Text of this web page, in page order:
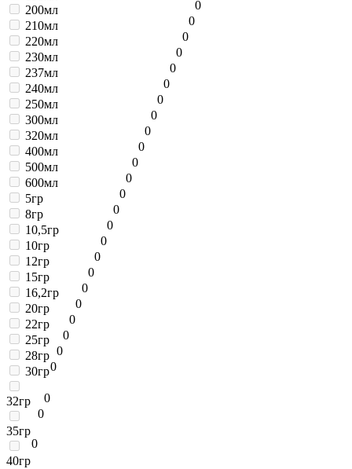
0
200мл
0
210мл
0
220мл
0
230мл
0
237мл
0
240мл
0
250мл
0
300мл
0
320мл
0
400мл
0
500мл
0
600мл
0
5гр
0
8гр
0
10,5гр
0
10гр
0
12гр
0
15гр
0
16,2гр
0
20гр
0
22гр
0
25гр
0
28гр
0
30гр
0
32гр
0
35гр
0
40гр